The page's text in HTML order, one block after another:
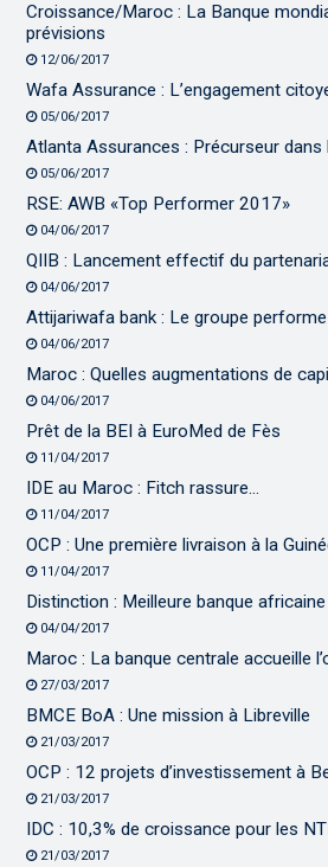
Croissance/Maroc : La Banque
prévisions
12/06/2017
Wafa Assurance : L’engagement
05/06/2017
Atlanta Assurances : Précurseur dans
05/06/2017
RSE: AWB «Top Performer 2017»
04/06/2017
QIIB : Lancement effectif du
04/06/2017
Attijariwafa bank : Le groupe
04/06/2017
Maroc : Quelles augmentations de
04/06/2017
Prêt de la BEI à EuroMed de Fès
11/04/2017
IDE au Maroc : Fitch rassure…
11/04/2017
OCP : Une première livraison à la
11/04/2017
Distinction : Meilleure banque africaine
04/04/2017
Maroc : La banque centrale accueille
27/03/2017
BMCE BoA : Une mission à Libreville
21/03/2017
OCP : 12 projets d’investissement à
21/03/2017
IDC : 10,3% de croissance pour les
21/03/2017